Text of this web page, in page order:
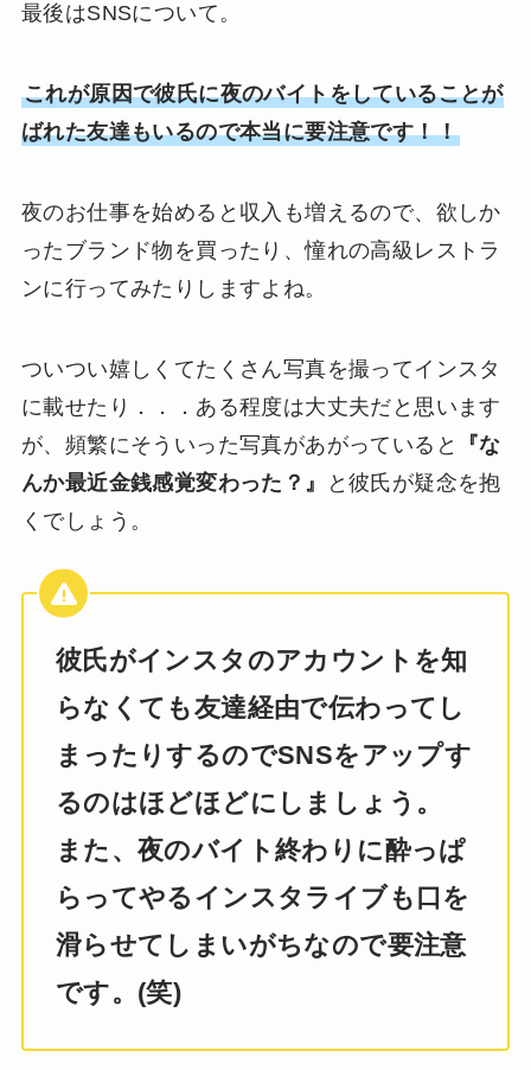
最後はSNSについて。
これが原因で彼氏に夜のバイトをしていることが
ばれた友達もいるので本当に要注意です！！
夜のお仕事を始めると収入も増えるので、欲しか
ったブランド物を買ったり、憧れの高級レストラ
ンに行ってみたりしますよね。
ついつい嬉しくてたくさん写真を撮ってインスタ
に載せたり．．．ある程度は大丈夫だと思います
が、頻繁にそういった写真があがっていると
『な
んか最近金銭感覚変わった？』
と彼氏が疑念を抱
くでしょう。
彼氏がインスタのアカウントを知
らなくても友達経由で伝わってし
まったりするのでSNSをアップす
るのはほどほどにしましょう。
また、夜のバイト終わりに酔っぱ
らってやるインスタライブも口を
滑らせてしまいがちなので要注意
です。(笑)